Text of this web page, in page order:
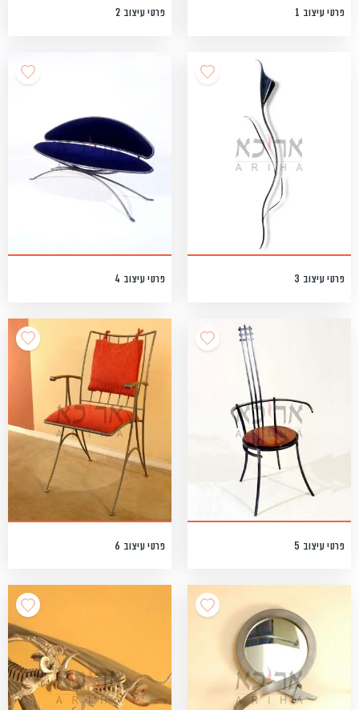
פרטי עיצוב 1 פרטי עיצוב 2
פרטי עיצוב 3 פרטי עיצוב 4
פרטי עיצוב 5 פרטי עיצוב 6